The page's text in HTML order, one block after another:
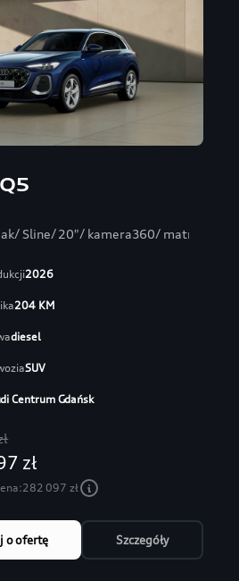
Sline/ 20″/ kamera360/ matrixLED/
2026
204KM
diesel
SUV
Centrum Gdańsk
zł
282 097 zł
o ofertę Szczegóły